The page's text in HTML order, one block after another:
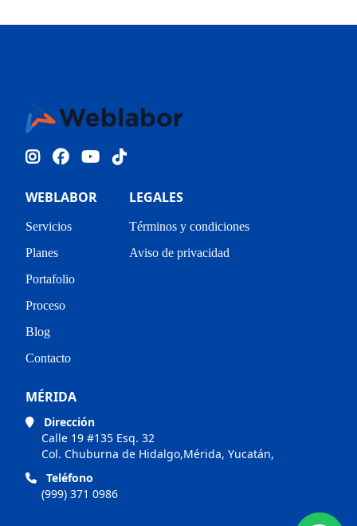
WEBLABOR
Servicios
Planes
Portafolio
Proceso
Blog
Contacto
LEGALES
Términos y condiciones
Aviso de privacidad
MÉRIDA
Dirección
Calle 19 #135 Esq. 32
Col. Chuburna de Hidalgo,Mérida, Yucatán,
Teléfono
(999) 371 0986